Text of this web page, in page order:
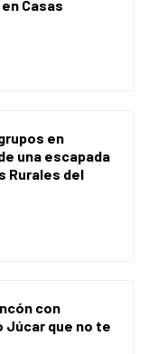
Casas
en
una escapada
Rurales del
con
Júcar que no te